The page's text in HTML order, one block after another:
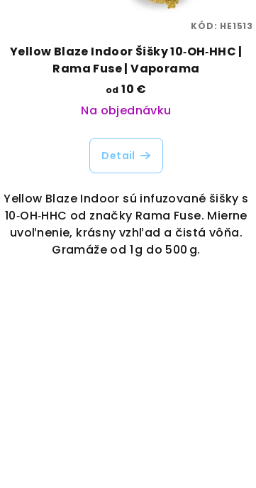
Yellow Blaze Indoor Šišky 10‑OH‑HHC |
Rama Fuse | Vaporama
od 10 €
Na objednávku
Detail
Yellow Blaze Indoor sú infuzované šišky s
10‑OH‑HHC od značky Rama Fuse. Mierne
uvoľnenie, krásny vzhľad a čistá vôňa.
Gramáže od 1 g do 500 g.
KÓD: HE1513